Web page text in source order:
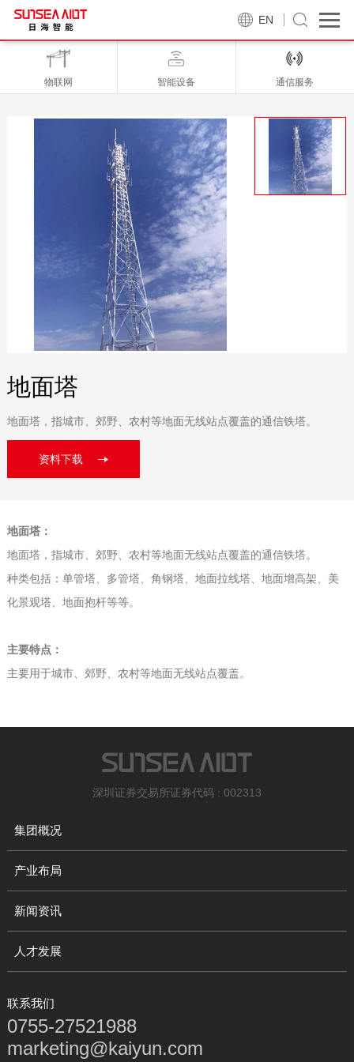
EN
物联网 智能设备 通信服务
地面塔
地面塔，指城市、郊野、农村等地面无线站点覆盖的通信铁塔。
资料下载
地面塔：
地面塔，指城市、郊野、农村等地面无线站点覆盖的通信铁塔。
种类包括：单管塔、多管塔、角钢塔、地面拉线塔、地面增高架、美
化景观塔、地面抱杆等等。
主要特点：
主要用于城市、郊野、农村等地面无线站点覆盖。
深圳证券交易所证券代码 : 002313
集团概况
产业布局
新闻资讯
人才发展
联系我们
0755-27521988
marketing@kaiyun.com